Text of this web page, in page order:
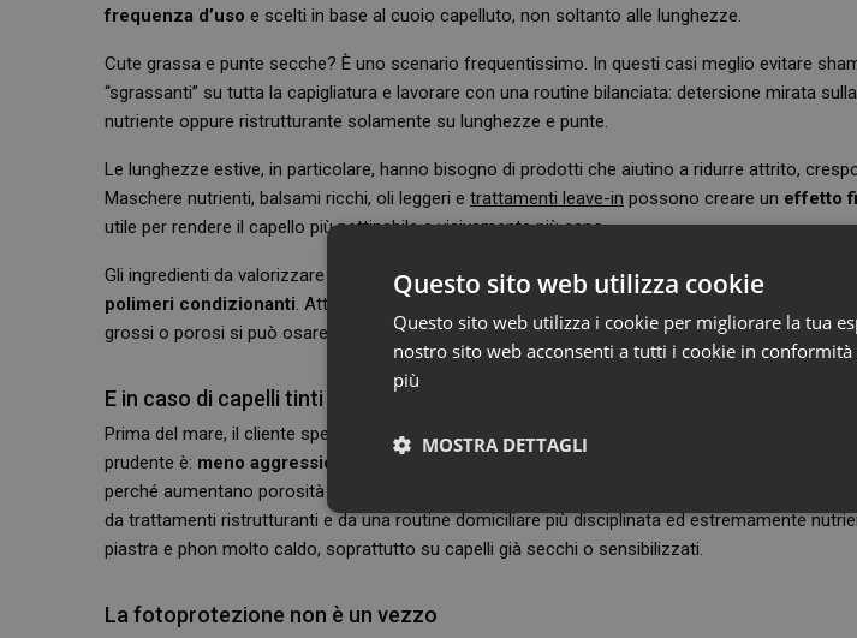
frequenza d’uso e scelti in base al cuoio capelluto, non soltanto alle lunghezze.
Cute grassa e punte secche? È uno scenario frequentissimo. In questi casi meglio evitare
“sgrassanti” su tutta la capigliatura e lavorare con una routine bilanciata: detersione mirata
nutriente oppure ristrutturante solamente su lunghezze e punte.
Le lunghezze estive, in particolare, hanno bisogno di prodotti che aiutino a ridurre attrito,
Maschere nutrienti, balsami ricchi, oli leggeri e trattamenti leave-in possono creare un effetto
utile per rendere il capello più pettinabile e visivamente più sano.
Gli ingredienti da valorizzare nel consiglio sonoceramidi, oli vegetali, pantenolo, proteine
polimeri condizionanti. Attenzione, però, al tipo di capello: su capelli fini meglio texture
grossi o porosi si può osare con formule più ricche.
E in caso di capelli tinti o decolorati?
Prima del mare, il cliente spesso chiede schiariture, balayage, trattamenti liscianti o styling
prudente è: meno aggressioni tecniche, più protezione
. Le decolorazioni, infatti, rendono il
perché aumentano porosità e sensibilità della fibra. Non sono necessariamente vietate, ma
da trattamenti ristrutturanti e da una routine domiciliare più disciplinata ed estremamente
piastra e phon molto caldo, soprattutto su capelli già secchi o sensibilizzati.
La fotoprotezione non è un vezzo
Questo sito web utilizza cookie
Questo sito web utilizza i cookie per migliorare la tua
nostro sito web acconsenti a tutti i cookie in
più
MOSTRA DETTAGLI
Necessari